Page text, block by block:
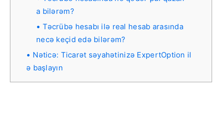
a bilərəm?
Təcrübə hesabı ilə real hesab arasında
necə keçid edə bilərəm?
Nəticə: Ticarət səyahətinizə ExpertOption il
ə başlayın